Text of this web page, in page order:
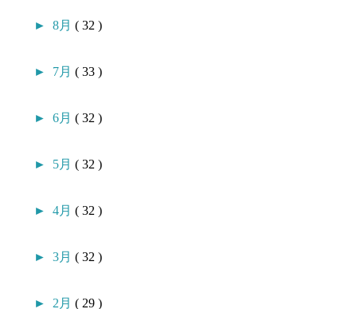
►8月( 32 )
► 7月( 33 )
►6月( 32 )
► 5月( 32 )
►4月( 32 )
►3月( 32 )
► 2月( 29 )